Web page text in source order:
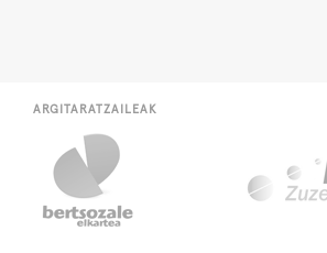
ARGITARATZAILEAK